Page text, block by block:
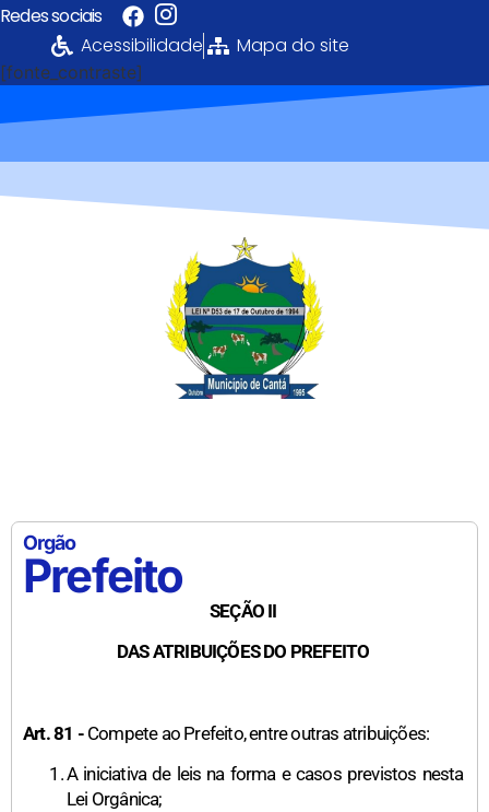
Redes sociais
Acessibilidade
Mapa do site
[fonte_contraste]
Orgão
Prefeito
SEÇÃO II
DAS ATRIBUIÇÕES DO PREFEITO
Art. 81 -Compete ao Prefeito, entre outras atribuições:
A iniciativa de leis na forma e casos previstos nesta
Lei Orgânica;